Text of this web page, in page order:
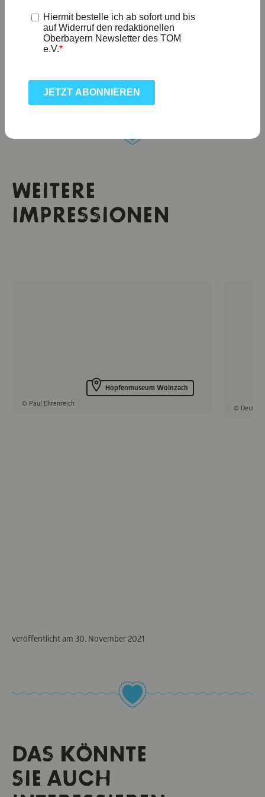
Weitere Lichtblicke in Oberbayern unter:
WEITERE
IMPRESSIONEN
Hopfenmuseum Wolnzach
© Paul Ehrenreich
©
veröffentlicht am 30. November 2021
DAS KÖNNTE
SIE AUCH